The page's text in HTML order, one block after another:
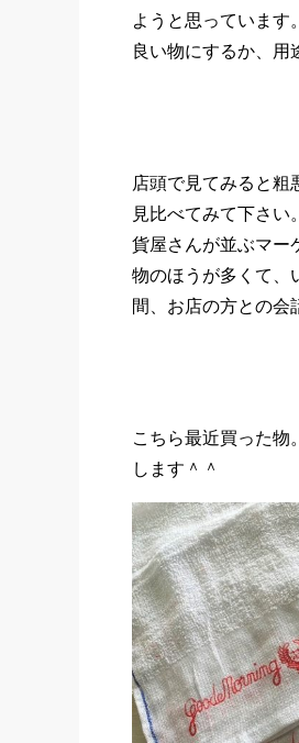
ようと思っています
良い物にするか、用
店頭で見てみると粗
見比べてみて下さ
貨屋さんが並ぶマー
物のほうが多くて、
間、お店の方との会
こちら最近買った物
します＾＾